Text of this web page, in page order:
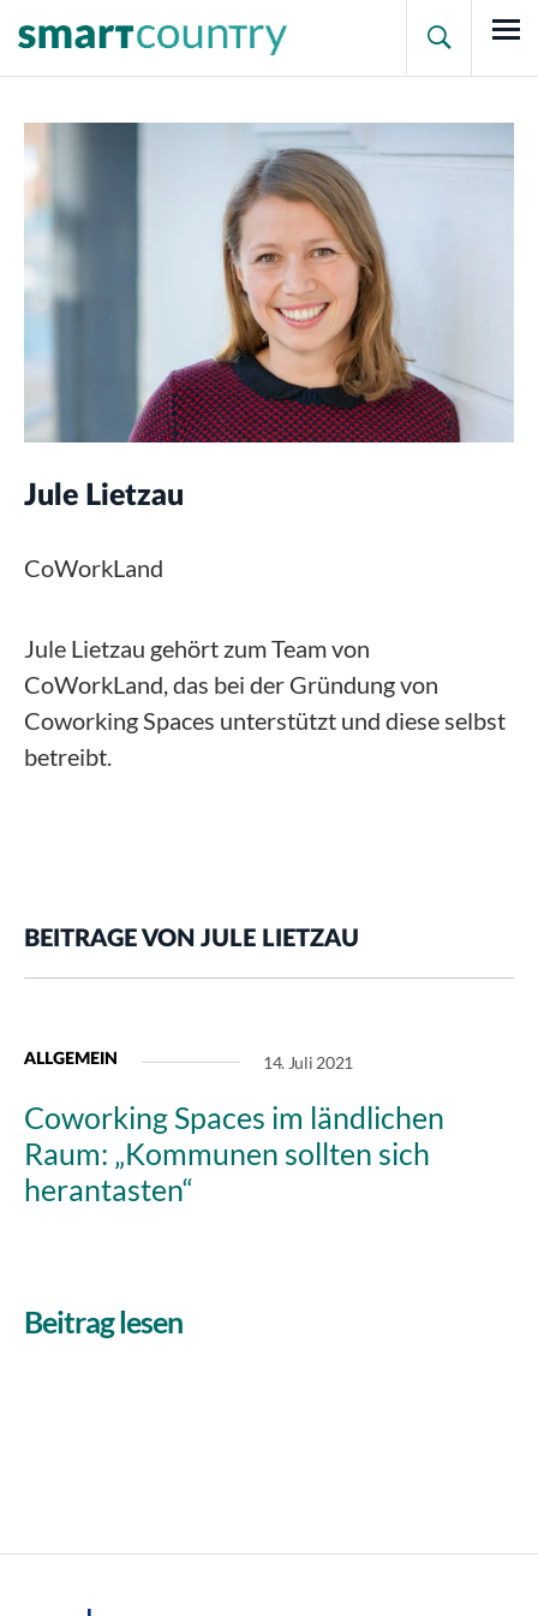

Jule Lietzau
CoWorkLand
Jule Lietzau gehört zum Team von
CoWorkLand, das bei der Gründung von
Coworking Spaces unterstützt und diese selbst
betreibt.
BEITRAGE VON JULE LIETZAU
ALLGEMEIN 14. Juli 2021
Coworking Spaces im ländlichen
Raum: „Kommunen sollten sich
herantasten“
Beitrag lesen